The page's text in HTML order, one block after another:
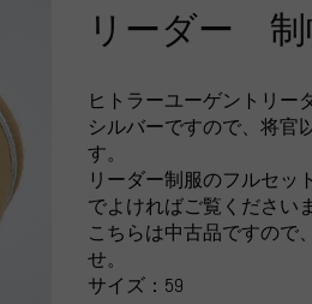
リーダー 制
ヒトラーユーゲントリー
シルバーですので、将官
す。
リーダー制服のフルセッ
でよければご覧ください
こちらは中古品ですので
せ。
サイズ：59